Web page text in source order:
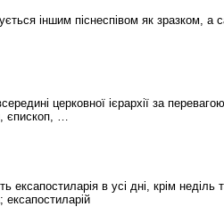
іншим піснеспівом як зразком,
церковної ієрархії за
єпископ, …
ексапостиларія в усі дні, крім неділь